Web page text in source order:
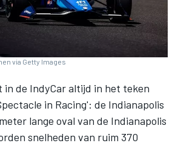
via Getty Images
in de IndyCar altijd in het teken
in Racing': de Indianapolis
lange oval van de Indianapolis
snelheden van ruim 370